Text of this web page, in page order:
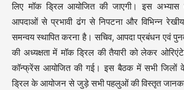
लिए मॉक ड्रिल आयोजित की जाएगी। इस अभ्यास
आपदाओं से प्रभावी ढंग से निपटना और विभिन्न रेखीय
समन्वय स्थापित करना है। सचिव, आपदा प्रबंधन एवं
की अध्यक्षता में मॉक ड्रिल की तैयारी को लेकर
कॉन्फ्रेंस आयोजित की गई। इस बैठक में सभी जिलों के
ड्रिल के आयोजन से जुड़े सभी पहलुओं की विस्तृत